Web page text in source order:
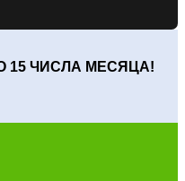
15 ЧИСЛА МЕСЯЦА!